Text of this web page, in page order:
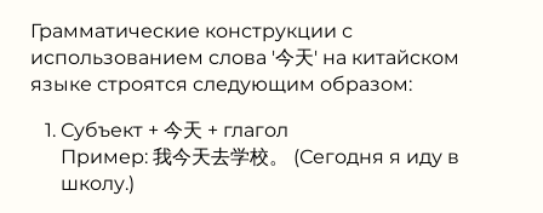
Грамматические конструкции с
использованием слова '今天' на китайском
языке строятся следующим образом:
Субъект + 今天 + глагол
Пример: 我今天去学校。 (Сегодня я иду в
школу.)